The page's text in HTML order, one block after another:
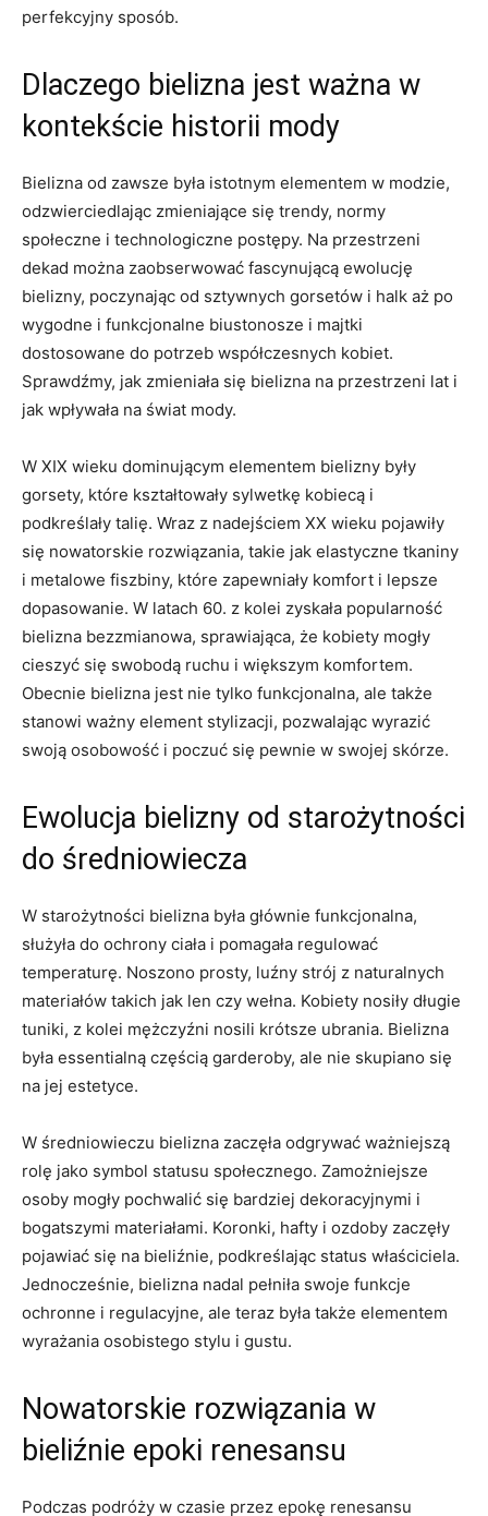
perfekcyjny sposób.
Dlaczego bielizna jest ważna w
kontekście historii mody
Bielizna od zawsze była istotnym elementem w modzie,
odzwierciedlając ⁤zmieniające się ⁣trendy, normy
społeczne i technologiczne postępy. Na przestrzeni
dekad można⁣ zaobserwować fascynującą ewolucję
bielizny, poczynając od sztywnych gorsetów i halk aż po
wygodne i funkcjonalne biustonosze i ‍majtki
⁤dostosowane do potrzeb współczesnych kobiet.
Sprawdźmy, jak zmieniała się bielizna na przestrzeni lat i
⁤jak wpływała na ⁤świat mody.
W XIX wieku dominującym elementem bielizny ⁤były⁢
gorsety,‌ które kształtowały sylwetkę kobiecą i
podkreślały ⁣talię. Wraz z nadejściem XX wieku‌ pojawiły
się nowatorskie rozwiązania, takie jak elastyczne tkaniny
i metalowe fiszbiny, które zapewniały komfort i lepsze⁣
dopasowanie. W latach 60. z‍ kolei zyskała popularność
bielizna bezzmianowa, sprawiająca, że​ kobiety⁣ mogły
cieszyć się swobodą ruchu i ⁤większym komfortem.
⁢Obecnie ⁤bielizna jest nie tylko funkcjonalna, ‌ale także‍
stanowi ważny​ element stylizacji, pozwalając wyrazić
swoją osobowość i⁢ poczuć ⁤się pewnie w swojej skórze.
Ewolucja⁣ bielizny od starożytności
do średniowiecza
W starożytności bielizna była głównie funkcjonalna,
służyła ⁤do ochrony⁢ ciała⁣ i pomagała regulować
‍temperaturę. Noszono prosty, luźny strój ‍z naturalnych
materiałów takich jak len czy wełna. Kobiety​ nosiły długie
tuniki, ⁤z kolei mężczyźni nosili krótsze ubrania. Bielizna‌
była essentialną częścią ‍garderoby, ale nie skupiano⁢ się
na jej ​estetyce.
W⁣ średniowieczu bielizna zaczęła odgrywać⁤ ważniejszą
rolę jako symbol ‍statusu społecznego.‌ Zamożniejsze
osoby mogły pochwalić się bardziej dekoracyjnymi i⁤
bogatszymi materiałami. Koronki, hafty i ozdoby zaczęły
pojawiać się na⁣ bieliźnie, ⁢podkreślając status ‌właściciela.
Jednocześnie, bielizna nadal ⁣pełniła swoje funkcje
‍ochronne i regulacyjne, ‍ale teraz ​była także ‌elementem
wyrażania osobistego ‌stylu i gustu.
Nowatorskie rozwiązania w
bieliźnie epoki renesansu
Podczas podróży w czasie przez epokę⁢ renesansu